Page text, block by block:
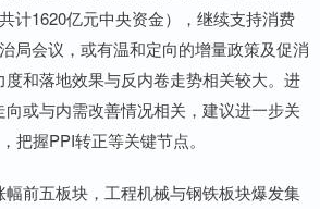
计1620亿元中央资金），继续支持消费
局会议，或有温和定向的增量政策及促消
和落地效果与反内卷走势相关较大。进
或与内需改善情况相关，建议进一步关
把握PPI转正等关键节点。
前五板块，工程机械与钢铁板块爆发集